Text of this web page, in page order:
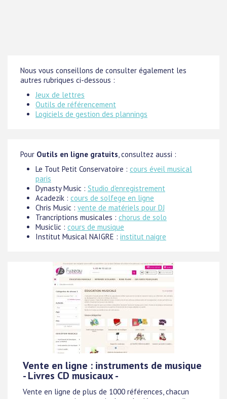
Nous vous conseillons de consulter également les
autres rubriques ci-dessous :
Jeux de lettres
Outils de référencement
Logiciels de gestion des plannings
Pour Outils en ligne gratuits , consultez aussi :
Le Tout Petit Conservatoire : cours éveil musical
paris
Dynasty Music : Studio d'enregistrement
Acadezik : cours de solfege en ligne
Chris Music : vente de matériels pour DJ
Trancriptions musicales : chorus de solo
Musiclic : cours de musique
Institut Musical NAIGRE : institut naigre
Vente en ligne : instruments de musique
- Livres CD musicaux -
Vente en ligne de plus de 1000 références, chacun